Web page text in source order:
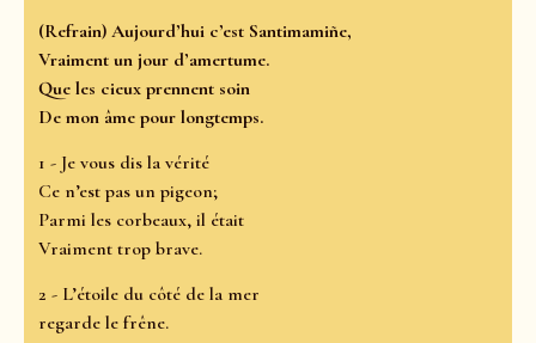
(Refrain) Aujourd’hui c’est Santimamiñe,
Vraiment un jour d’amertume.
Que les cieux prennent soin
De mon âme pour longtemps.
1 - Je vous dis la vérité
Ce n’est pas un pigeon;
Parmi les corbeaux, il était
Vraiment trop brave.
2 - L’étoile du côté de la mer
regarde le frêne.